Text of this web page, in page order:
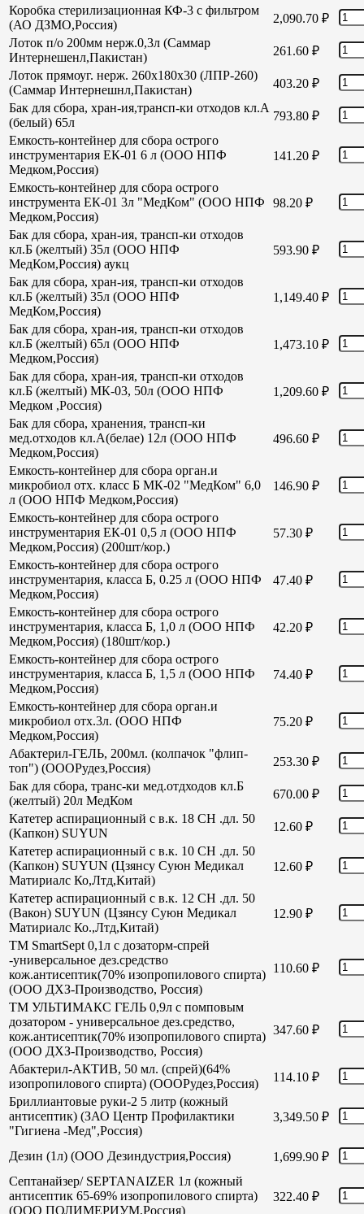
Коробка стерилизационная КФ-3 с фильтром
(АО ДЗМО,Россия)
2,090.70 ₽
Лоток п/о 200мм нерж.0,3л (Саммар
Интернешенл,Пакистан)
261.60 ₽
Лоток прямоуг. нерж. 260х180х30 (ЛПР-260)
(Саммар Интернешнл,Пакистан)
403.20 ₽
Бак для сбора, хран-ия,трансп-ки отходов кл.А
(белый) 65л
793.80 ₽
Емкость-контейнер для сбора острого
инструментария ЕК-01 6 л (ООО НПФ
Медком,Россия)
141.20 ₽
Емкость-контейнер для сбора острого
инструмента ЕК-01 3л "МедКом" (ООО НПФ
Медком,Россия)
98.20 ₽
Бак для сбора, хран-ия, трансп-ки отходов
кл.Б (желтый) 35л (ООО НПФ
МедКом,Россия) аукц
593.90 ₽
Бак для сбора, хран-ия, трансп-ки отходов
кл.Б (желтый) 35л (ООО НПФ
МедКом,Россия)
1,149.40 ₽
Бак для сбора, хран-ия, трансп-ки отходов
кл.Б (желтый) 65л (ООО НПФ
Медком,Россия)
1,473.10 ₽
Бак для сбора, хран-ия, трансп-ки отходов
кл.Б (желтый) МК-03, 50л (ООО НПФ
Медком ,Россия)
1,209.60 ₽
Бак для сбора, хранения, трансп-ки
мед.отходов кл.А(белае) 12л (ООО НПФ
Медком,Россия)
496.60 ₽
Емкость-контейнер для сбора орган.и
микробиол отх. класс Б МК-02 "МедКом" 6,0
л (ООО НПФ Медком,Россия)
146.90 ₽
Емкость-контейнер для сбора острого
инструментария ЕК-01 0,5 л (ООО НПФ
Медком,Россия) (200шт/кор.)
57.30 ₽
Емкость-контейнер для сбора острого
инструментария, класса Б, 0.25 л (ООО НПФ
Медком,Россия)
47.40 ₽
Емкость-контейнер для сбора острого
инструментария, класса Б, 1,0 л (ООО НПФ
Медком,Россия) (180шт/кор.)
42.20 ₽
Емкость-контейнер для сбора острого
инструментария, класса Б, 1,5 л (ООО НПФ
Медком,Россия)
74.40 ₽
Емкость-контейнер для сбора орган.и
микробиол отх.3л. (ООО НПФ
Медком,Россия)
75.20 ₽
Абактерил-ГЕЛЬ, 200мл. (колпачок "флип-
топ") (ОООРудез,Россия)
253.30 ₽
Бак для сбора, транс-ки мед.отдходов кл.Б
(желтый) 20л МедКом
670.00 ₽
Катетер аспирационный с в.к. 18 СН .дл. 50
(Капкон) SUYUN
12.60 ₽
Катетер аспирационный с в.к. 10 СН .дл. 50
(Капкон) SUYUN (Цзянсу Суюн Медикал
Матириалс Ко,Лтд,Китай)
12.60 ₽
Катетер аспирационный с в.к. 12 СН .дл. 50
(Вакон) SUYUN (Цзянсу Суюн Медикал
Матириалс Ко.,Лтд,Китай)
12.90 ₽
TM SmartSept 0,1л с дозаторм-спрей
-универсальное дез.средство
кож.антисептик(70% изопропилового спирта)
(ООО ДХЗ-Производство, Россия)
110.60 ₽
TM УЛЬТИМАКС ГЕЛЬ 0,9л с помповым
дозатором - универсальное дез.средство,
кож.антисептик(70% изопропилового спирта)
(ООО ДХЗ-Производство, Россия)
347.60 ₽
Абактерил-АКТИВ, 50 мл. (спрей)(64%
изопропилового спирта) (ОООРудез,Россия)
114.10 ₽
Бриллиантовые руки-2 5 литр (кожный
антисептик) (ЗАО Центр Профилактики
"Гигиена -Мед",Россия)
3,349.50 ₽
Дезин (1л) (ООО Дезиндустрия,Россия) 1,699.90 ₽
Септанайзер/ SEPTANAIZER 1л (кожный
антисептик 65-69% изопропилового спирта)
(ООО ПОЛИМЕРИУМ,Россия)
322.40 ₽